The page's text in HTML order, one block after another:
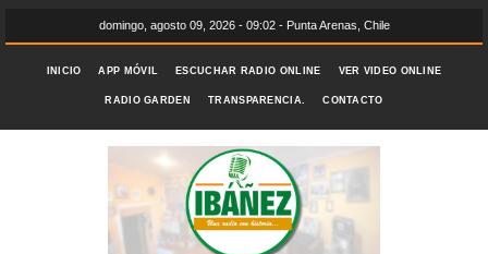
domingo, agosto 09, 2026 - 09:02 - Punta Arenas, Chile
INICIO APP MÓVIL ESCUCHAR RADIO ONLINE VER VIDEO ONLINE
RADIO GARDEN TRANSPARENCIA. CONTACTO